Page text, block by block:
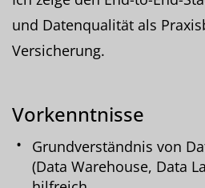
und Datenqualität als
Versicherung.
Vorkenntnisse
Grundverständnis von
(Data Warehouse, Data